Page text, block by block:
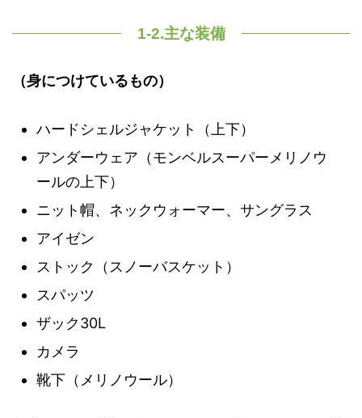
1-2.主な装備
（身につけているもの）
ハードシェルジャケット（上下）
アンダーウェア（モンベルスーパーメリノウ
ールの上下）
ニット帽、ネックウォーマー、サングラス
アイゼン
ストック（スノーバスケット）
スパッツ
ザック30L
カメラ
靴下（メリノウール）